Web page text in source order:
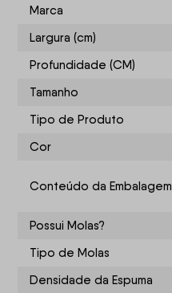
Marca
Largura (cm)
Profundidade (CM)
Tamanho
Tipo de Produto
Cor
Conteúdo da Embalagem
Possui Molas?
Tipo de Molas
Densidade da Espuma